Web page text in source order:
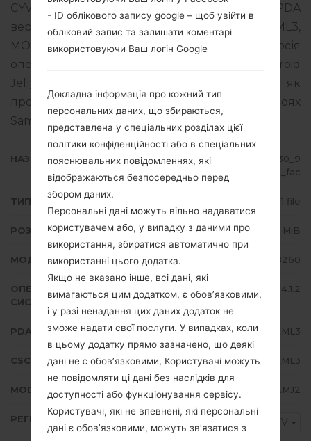
CYV для CYPRUS. Продукт поставляється з PDA
версією I8260XXAML3 версія CSC I8260OXXAML3,
MODEM версия I8260XXAMJ2. Версія
операційної системи даної прошивки Android
Jelly Bean 4.1.2. Повна інструкція про те, як
прошивати стокову прошивку на пристроях
Samsung
НАЗВА ФАЙЛУ
GT-I8260_CYV_1_20140617145830_9
3s0osxl5t_fac
ТИП ПРОШИВКИ 1 file
РОЗМІР ФАЙЛУ 764.92 MiB
МОДЕЛЬ Samsung GT-I8260
ОПЕРАЦІЙНА
СИСТЕМА
Android Jelly Bean 4.1.2
PDA/AP ВЕРСІЯ I8260XXAML3
CSC ВЕРСІЯ I8260OXXAML3
MODEM/CP ВЕРСІЯ I8260XXAMJ2
РЕГІОН CYV
- ID облікового запису google – щоб увійти в
обліковий запис та залишати коментарі
використовуючи Ваш логін Google
Докладна інформація про кожний тип
персональних даних, що збираються,
представлена у спеціальних розділах цієї
політики конфіденційності або в спеціальних
пояснювальних повідомленнях, які
відображаються безпосередньо перед
збором даних.
Персональні дані можуть вільно надаватися
користувачем або, у випадку з даними про
використання, збиратися автоматично при
використанні цього додатка.
Якщо не вказано інше, всі дані, які
вимагаються цим додатком, є обов’язковими,
і у разі ненадання цих даних додаток не
зможе надати свої послуги. У випадках, коли
в цьому додатку прямо зазначено, що деякі
дані не є обов’язковими, Користувачі можуть
не повідомляти ці дані без наслідків для
доступності або функціонування сервісу.
Користувачі, які не впевнені, які персональні
дані є обов’язковими, можуть зв’язатися з